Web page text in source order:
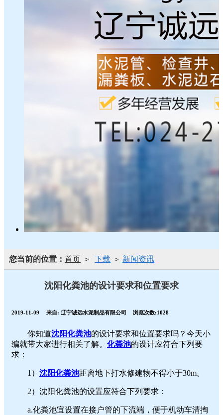
您当前的位置： 首页 > 下载 > 新闻资讯
沈阳化粪池的设计要求和位置要求
2019-11-09 来自: 辽宁诚远水泥制品有限公司 浏览次数:1028
你知道沈阳化粪池的设计要求和位置要求吗？今天小
编就带大家进行相关了解。 化粪池的设计应符合下列要
求：
1） 沈阳化粪池距离地下打水修建物不得小于30m。
2）沈阳化粪池的设置应符合下列要求：
a.化粪池宜设置在接户管的下流端，便于机动车清掏